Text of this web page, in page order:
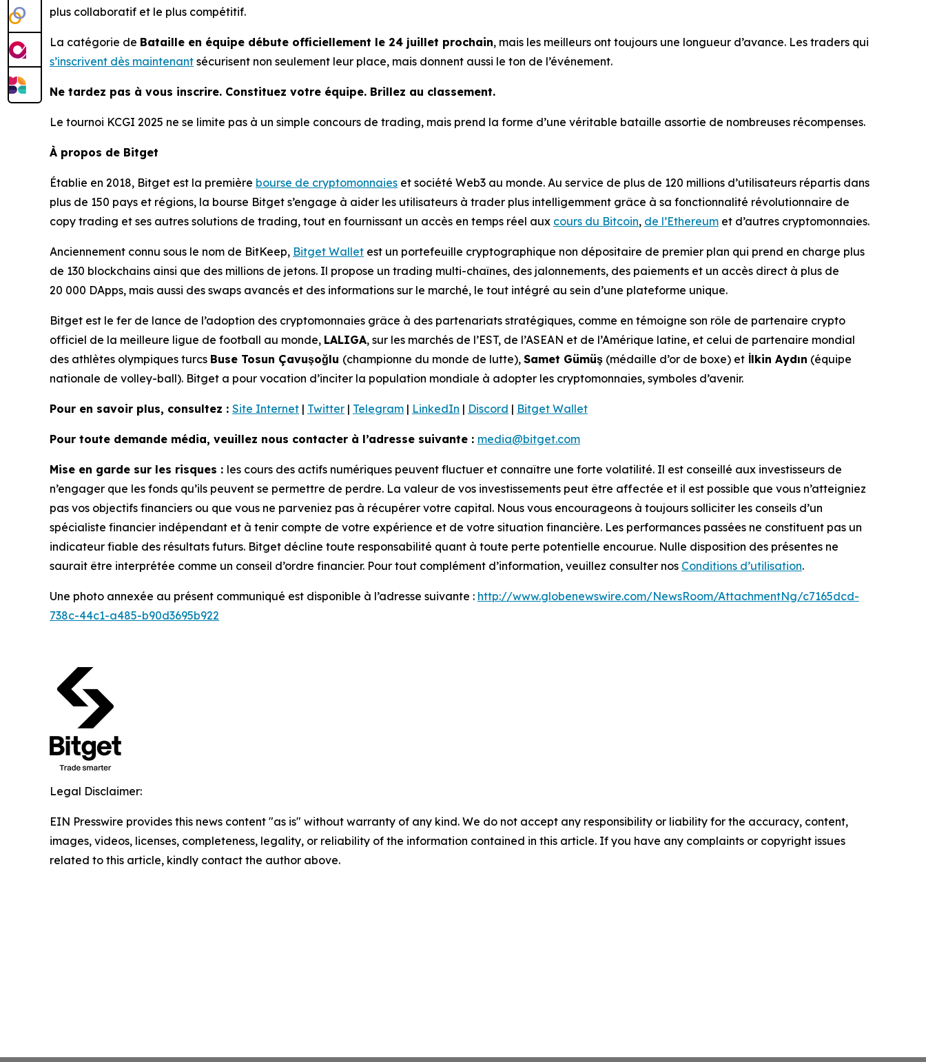
plus collaboratif et le plus compétitif.
La catégorie de Bataille en équipe débute officiellement le 24 juillet prochain, mais les meilleurs ont toujours une longueur d’avance. Les traders qui
s’inscrivent dès maintenant sécurisent non seulement leur place, mais donnent aussi le ton de l’événement.
Ne tardez pas à vous inscrire. Constituez votre équipe. Brillez au classement.
Le tournoi KCGI 2025 ne se limite pas à un simple concours de trading, mais prend la forme d’une véritable bataille assortie de nombreuses récompenses.
À propos de Bitget
Établie en 2018, Bitget est la première bourse de cryptomonnaies et société Web3 au monde. Au service de plus de 120 millions d’utilisateurs répartis dans
plus de 150 pays et régions, la bourse Bitget s’engage à aider les utilisateurs à trader plus intelligemment grâce à sa fonctionnalité révolutionnaire de
copy trading et ses autres solutions de trading, tout en fournissant un accès en temps réel aux cours du Bitcoin, de l’Ethereum et d’autres cryptomonnaies.
Anciennement connu sous le nom de BitKeep, Bitget Wallet est un portefeuille cryptographique non dépositaire de premier plan qui prend en charge plus
de 130 blockchains ainsi que des millions de jetons. Il propose un trading multi-chaînes, des jalonnements, des paiements et un accès direct à plus de
20 000 DApps, mais aussi des swaps avancés et des informations sur le marché, le tout intégré au sein d’une plateforme unique.
Bitget est le fer de lance de l’adoption des cryptomonnaies grâce à des partenariats stratégiques, comme en témoigne son rôle de partenaire crypto
officiel de la meilleure ligue de football au monde, LALIGA, sur les marchés de l’EST, de l’ASEAN et de l’Amérique latine, et celui de partenaire mondial
des athlètes olympiques turcs Buse Tosun Çavuşoğlu (championne du monde de lutte), Samet Gümüş (médaille d’or de boxe) et İlkin Aydın (équipe
nationale de volley-ball). Bitget a pour vocation d’inciter la population mondiale à adopter les cryptomonnaies, symboles d’avenir.
Pour en savoir plus, consultez : Site Internet | Twitter | Telegram | LinkedIn | Discord | Bitget Wallet
Pour toute demande média, veuillez nous contacter à l’adresse suivante : media@bitget.com
Mise en garde sur les risques : les cours des actifs numériques peuvent fluctuer et connaître une forte volatilité. Il est conseillé aux investisseurs de
n’engager que les fonds qu’ils peuvent se permettre de perdre. La valeur de vos investissements peut être affectée et il est possible que vous n’atteigniez
pas vos objectifs financiers ou que vous ne parveniez pas à récupérer votre capital. Nous vous encourageons à toujours solliciter les conseils d’un
spécialiste financier indépendant et à tenir compte de votre expérience et de votre situation financière. Les performances passées ne constituent pas un
indicateur fiable des résultats futurs. Bitget décline toute responsabilité quant à toute perte potentielle encourue. Nulle disposition des présentes ne
saurait être interprétée comme un conseil d’ordre financier. Pour tout complément d’information, veuillez consulter nos Conditions d’utilisation.
Une photo annexée au présent communiqué est disponible à l’adresse suivante : http://www.globenewswire.com/NewsRoom/AttachmentNg/c7165dcd-
738c-44c1-a485-b90d3695b922
Legal Disclaimer:
EIN Presswire provides this news content "as is" without warranty of any kind. We do not accept any responsibility or liability for the accuracy, content,
images, videos, licenses, completeness, legality, or reliability of the information contained in this article. If you have any complaints or copyright issues
related to this article, kindly contact the author above.